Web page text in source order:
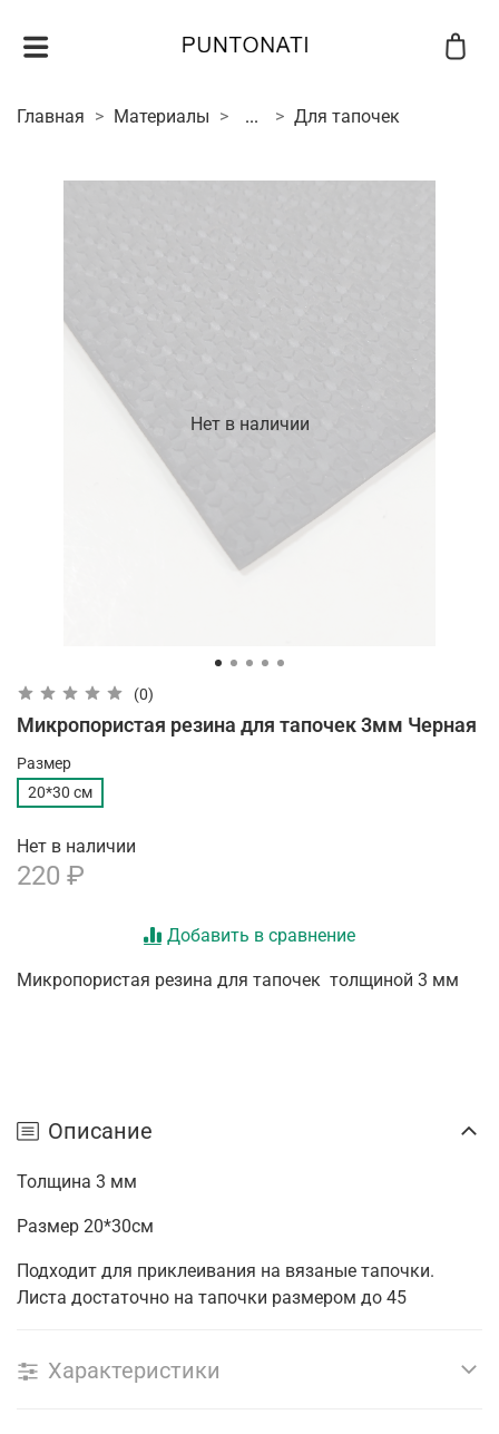
Главная Материалы ... Для тапочек
Нет в наличии
(0)
Микропористая резина для тапочек 3мм Черная
Размер
20*30 см
Нет в наличии
220 ₽
Добавить в сравнение
Микропористая резина для тапочек толщиной 3 мм
Описание
Толщина 3 мм
Размер 20*30см
Подходит для приклеивания на вязаные тапочки.
Листа достаточно на тапочки размером до 45
Характеристики